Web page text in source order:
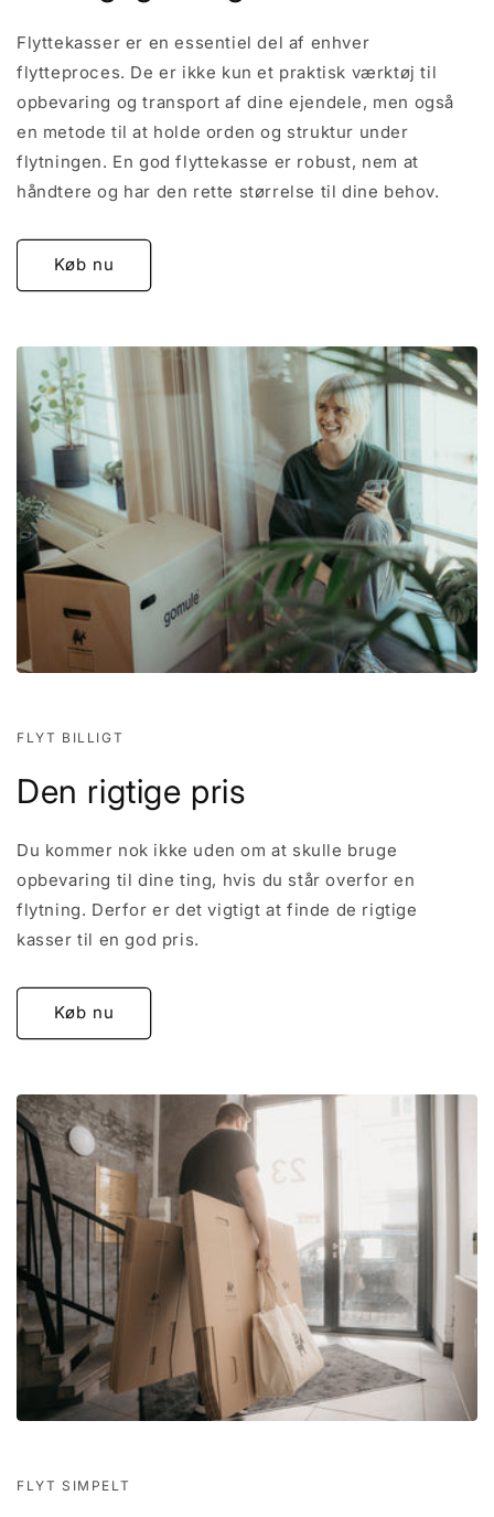
Flyttekasser er en essentiel del af enhver
flytteproces. De er ikke kun et praktisk værktøj til
opbevaring og transport af dine ejendele, men også
en metode til at holde orden og struktur under
flytningen. En god flyttekasse er robust, nem at
håndtere og har den rette størrelse til dine behov.
Køb nu
FLYT BILLIGT
Den rigtige pris
Du kommer nok ikke uden om at skulle bruge
opbevaring til dine ting, hvis du står overfor en
flytning. Derfor er det vigtigt at finde de rigtige
kasser til en god pris.
Køb nu
FLYT SIMPELT